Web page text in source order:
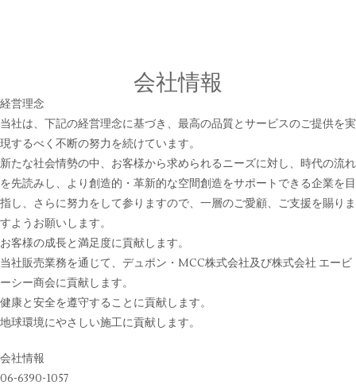
会社情報
経営理念
当社は、下記の経営理念に基づき、最高の品質とサービスのご提供を実
現するべく不断の努力を続けています。
新たな社会情勢の中、お客様から求められるニーズに対し、時代の流れ
を先読みし、より創造的・革新的な空間創造をサポートできる企業を目
指し、さらに努力をして参りますので、一層のご愛顧、ご支援を賜りま
すようお願いします。
お客様の成長と満足度に貢献します。
当社販売業務を通じて、デュポン・MCC株式会社及び株式会社 エービ
ーシー商会に貢献します。
健康と安全を遵守することに貢献します。
地球環境にやさしい施工に貢献します。
会社情報
06-6390-1057